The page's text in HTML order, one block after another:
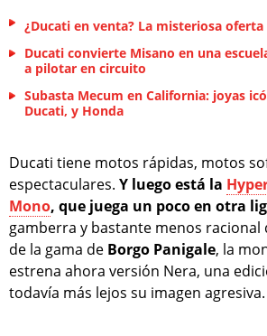
¿Ducati en venta? La misteriosa
Ducati convierte Misano en una
a pilotar en circuito
Subasta Mecum en California: joyas
Ducati, y Honda
Ducati tiene motos rápidas, motos
espectaculares. Y luego está la
Mono, que juega un poco en otra
gamberra y bastante menos racional
de la gama de Borgo Panigale, la
estrena ahora versión Nera, una
todavía más lejos su imagen agresiva.